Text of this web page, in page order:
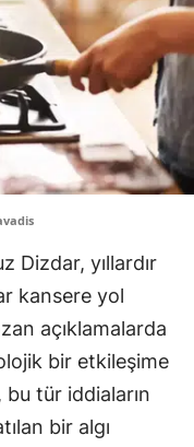
Dizdar, yıllardır
kansere yol
açıklamalarda
bir etkileşime
tür iddiaların
bir algı